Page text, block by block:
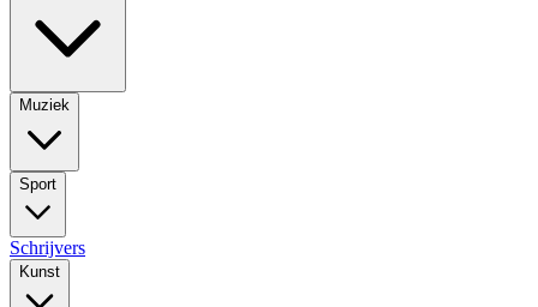
Muziek
Sport
Schrijvers
Kunst